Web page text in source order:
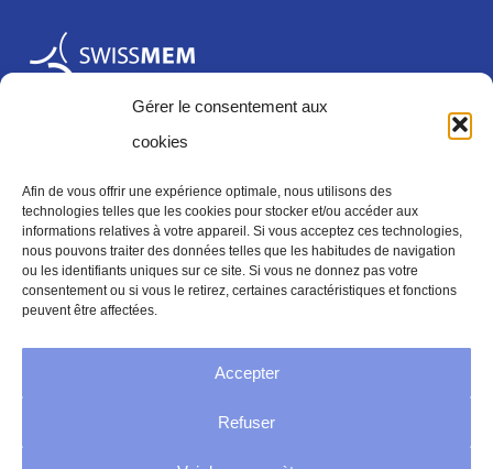
Gérer le consentement aux
cookies
Afin de vous offrir une expérience optimale, nous utilisons des
technologies telles que les cookies pour stocker et/ou accéder aux
informations relatives à votre appareil. Si vous acceptez ces technologies,
nous pouvons traiter des données telles que les habitudes de navigation
ou les identifiants uniques sur ce site. Si vous ne donnez pas votre
consentement ou si vous le retirez, certaines caractéristiques et fonctions
peuvent être affectées.
Accepter
Refuser
Mentions légales
Mentions legales